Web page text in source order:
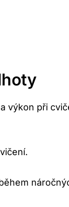
výkon při